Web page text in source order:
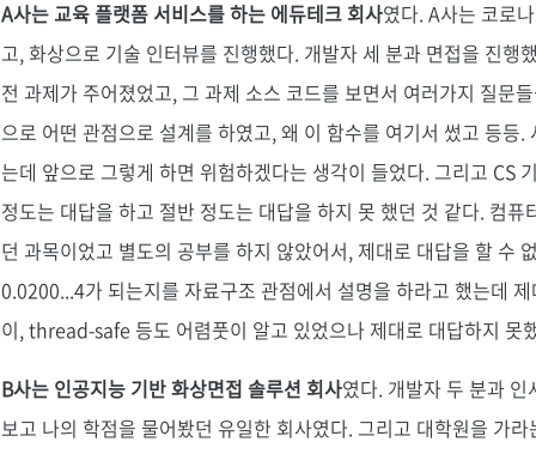
A사는 교육 플랫폼 서비스를 하는 에듀테크 회사였다. A사는 코로
고, 화상으로 기술 인터뷰를 진행했다. 개발자 세 분과 면접을 진행
전 과제가 주어졌었고, 그 과제 소스 코드를 보면서 여러가지 질문
으로 어떤 관점으로 설계를 하였고, 왜 이 함수를 여기서 썼고 등등
는데 앞으로 그렇게 하면 위험하겠다는 생각이 들었다. 그리고 CS
정도는 대답을 하고 절반 정도는 대답을 하지 못 했던 것 같다. 컴
던 과목이었고 별도의 공부를 하지 않았어서, 제대로 대답을 할 수
0.0200...4가 되는지를 자료구조 관점에서 설명을 하라고 했는데
이, thread-safe 등도 어렴풋이 알고 있었으나 제대로 대답하지 못
B사는 인공지능 기반 화상면접 솔루션 회사였다. 개발자 두 분과
보고 나의 학점을 물어봤던 유일한 회사였다. 그리고 대학원을 가